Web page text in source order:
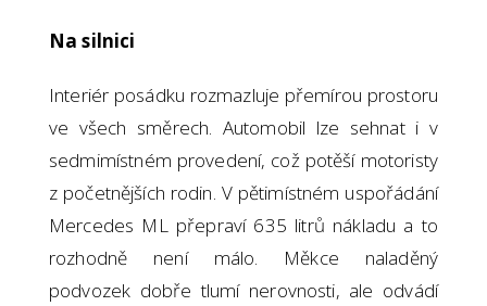
Na silnici
Interiér posádku rozmazluje přemírou prostoru
ve všech směrech. Automobil lze sehnat i v
sedmimístném provedení, což potěší motoristy
z početnějších rodin. V pětimístném uspořádání
Mercedes ML přepraví 635 litrů nákladu a to
rozhodně není málo. Měkce naladěný
podvozek dobře tlumí nerovnosti, ale odvádí